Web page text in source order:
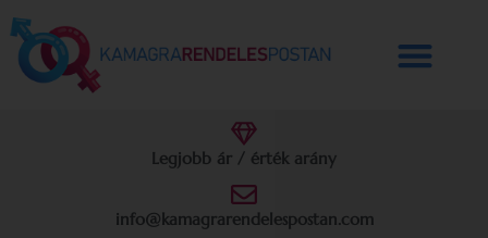
Legjobb ár / érték arány
info@kamagrarendelespostan.com